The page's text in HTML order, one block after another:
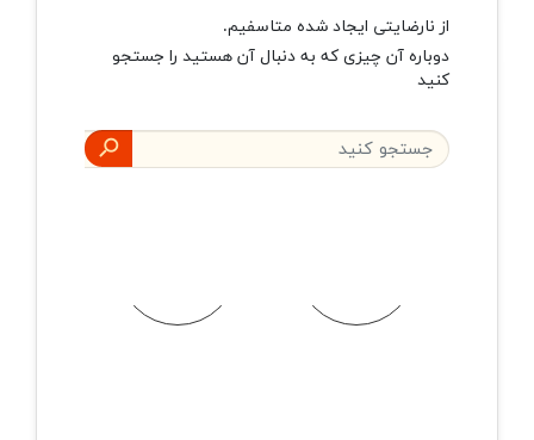
از نارضایتی ایجاد شده متاسفیم.
دوباره آن چیزی که به دنبال آن هستید را جستجو
کنید